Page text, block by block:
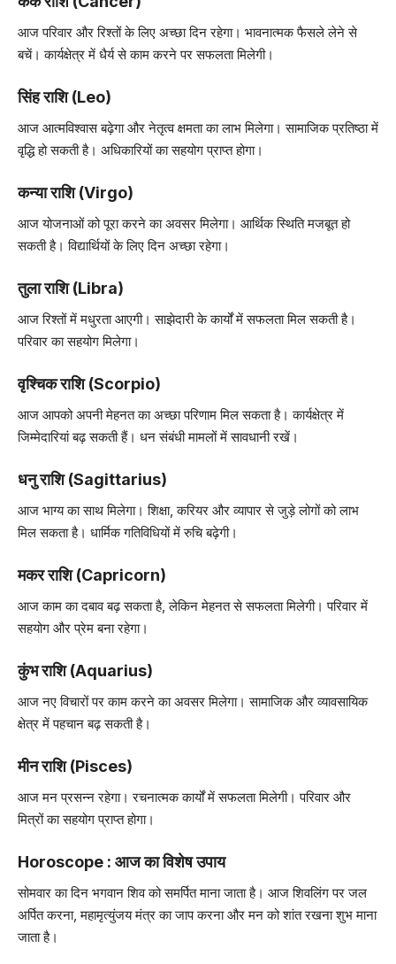
आज परिवार और रिश्तों के लिए अच्छा दिन रहेगा। भावनात्मक फैसले लेने से
बचें। कार्यक्षेत्र में धैर्य से काम करने पर सफलता मिलेगी।
सिंह राशि (Leo)
आज आत्मविश्वास बढ़ेगा और नेतृत्व क्षमता का लाभ मिलेगा। सामाजिक प्रतिष्ठा में
वृद्धि हो सकती है। अधिकारियों का सहयोग प्राप्त होगा।
कन्या राशि (Virgo)
आज योजनाओं को पूरा करने का अवसर मिलेगा। आर्थिक स्थिति मजबूत हो
सकती है। विद्यार्थियों के लिए दिन अच्छा रहेगा।
तुला राशि (Libra)
आज रिश्तों में मधुरता आएगी। साझेदारी के कार्यों में सफलता मिल सकती है।
परिवार का सहयोग मिलेगा।
वृश्चिक राशि (Scorpio)
आज आपको अपनी मेहनत का अच्छा परिणाम मिल सकता है। कार्यक्षेत्र में
जिम्मेदारियां बढ़ सकती हैं। धन संबंधी मामलों में सावधानी रखें।
धनु राशि (Sagittarius)
आज भाग्य का साथ मिलेगा। शिक्षा, करियर और व्यापार से जुड़े लोगों को लाभ
मिल सकता है। धार्मिक गतिविधियों में रुचि बढ़ेगी।
मकर राशि (Capricorn)
आज काम का दबाव बढ़ सकता है, लेकिन मेहनत से सफलता मिलेगी। परिवार में
सहयोग और प्रेम बना रहेगा।
कुंभ राशि (Aquarius)
आज नए विचारों पर काम करने का अवसर मिलेगा। सामाजिक और व्यावसायिक
क्षेत्र में पहचान बढ़ सकती है।
मीन राशि (Pisces)
आज मन प्रसन्न रहेगा। रचनात्मक कार्यों में सफलता मिलेगी। परिवार और
मित्रों का सहयोग प्राप्त होगा।
Horoscope : आज का विशेष उपाय
सोमवार का दिन भगवान शिव को समर्पित माना जाता है। आज शिवलिंग पर जल
अर्पित करना, महामृत्युंजय मंत्र का जाप करना और मन को शांत रखना शुभ माना
जाता है।